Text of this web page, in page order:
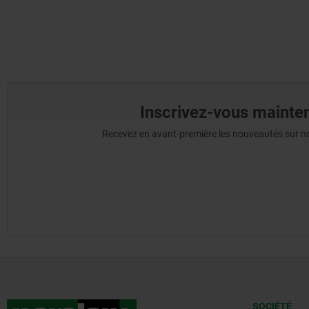
Inscrivez-vous
Recevez en avant-première les nouveautés sur
SOCIÉTÉ